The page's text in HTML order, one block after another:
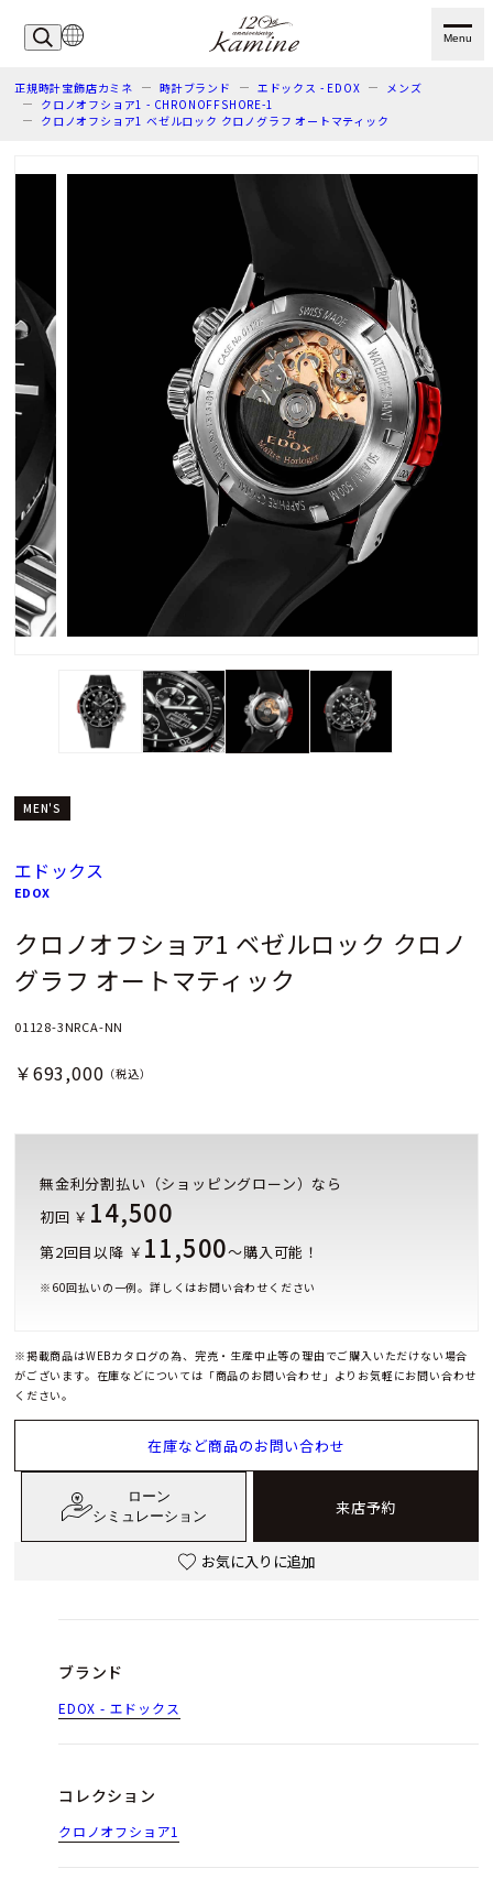
Menu
正規時計宝飾店カミネ 時計ブランド エドックス - EDOX
メンズ
クロノオフショア1 - CHRONOFFSHORE-1
クロノオフショア1 ベゼルロック クロノグラフ オートマティック
MEN'S
エドックス
EDOX
クロノオフショア1 ベゼルロック クロノ
グラフ オートマティック
01128-3NRCA-NN
￥693,000 （税込）
無金利分割払い（ショッピングローン）なら
初回 ￥ 14,500
第2回目以降 ￥ 11,500～購入可能！
※ 60回払いの一例。詳しくはお問い合わせください
※掲載商品はWEBカタログの為、完売・生産中止等の理由でご購入いただけない場合
がございます。在庫などについては「商品のお問い合わせ」よりお気軽にお問い合わせ
ください。
在庫など商品のお問い合わせ
ローン
シミュレーション
来店予約
お気に入りに追加
ブランド
EDOX - エドックス
コレクション
クロノオフショア1